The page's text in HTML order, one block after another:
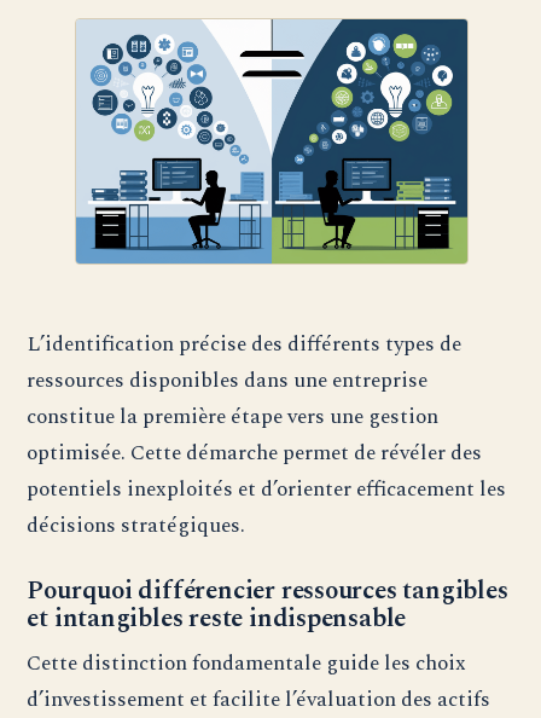
L’identification précise des différents types de
ressources disponibles dans une entreprise
constitue la première étape vers une gestion
optimisée. Cette démarche permet de révéler des
potentiels inexploités et d’orienter efficacement les
décisions stratégiques.
Pourquoi différencier ressources tangibles
et intangibles reste indispensable
Cette distinction fondamentale guide les choix
d’investissement et facilite l’évaluation des actifs